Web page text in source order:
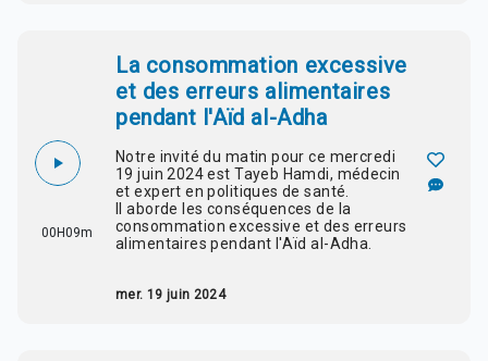
00H09m
La consommation excessive
et des erreurs alimentaires
pendant l'Aïd al-Adha
Notre invité du matin pour ce mercredi
19 juin 2024 est Tayeb Hamdi, médecin
et expert en politiques de santé.
Il aborde les conséquences de la
consommation excessive et des erreurs
alimentaires pendant l'Aïd al-Adha.
mer. 19 juin 2024